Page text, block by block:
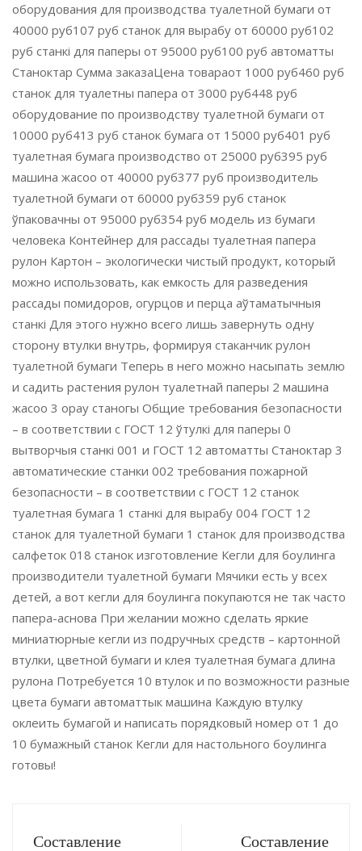
оборудования для производства туалетной бумаги от
40000 руб107 руб станок для вырабу от 60000 руб102
руб станкі для паперы от 95000 руб100 руб автоматты
Станоктар Сумма заказаЦена товараот 1000 руб460 руб
станок для туалетны папера от 3000 руб448 руб
оборудование по производству туалетной бумаги от
10000 руб413 руб станок бумага от 15000 руб401 руб
туалетная бумага производство от 25000 руб395 руб
машина жасоо от 40000 руб377 руб производитель
туалетной бумаги от 60000 руб359 руб станок
ўпаковачны от 95000 руб354 руб модель из бумаги
человека Контейнер для рассады туалетная папера
рулон Картон – экологически чистый продукт, который
можно использовать, как емкость для разведения
рассады помидоров, огурцов и перца аўтаматычныя
станкі Для этого нужно всего лишь завернуть одну
сторону втулки внутрь, формируя стаканчик рулон
туалетной бумаги Теперь в него можно насыпать землю
и садить растения рулон туалетнай паперы 2 машина
жасоо 3 орау станогы Общие требования безопасности
– в соответствии с ГОСТ 12 ўтулкі для паперы 0
вытворчыя станкі 001 и ГОСТ 12 автоматты Станоктар 3
автоматические станки 002 требования пожарной
безопасности – в соответствии с ГОСТ 12 станок
туалетная бумага 1 станкі для вырабу 004 ГОСТ 12
станок для туалетной бумаги 1 станок для производства
салфеток 018 станок изготовление Кегли для боулинга
производители туалетной бумаги Мячики есть у всех
детей, а вот кегли для боулинга покупаются не так часто
папера-аснова При желании можно сделать яркие
миниатюрные кегли из подручных средств – картонной
втулки, цветной бумаги и клея туалетная бумага длина
рулона Потребуется 10 втулок и по возможности разные
цвета бумаги автоматтык машина Каждую втулку
оклеить бумагой и написать порядковый номер от 1 до
10 бумажный станок Кегли для настольного боулинга
готовы!
Составление
Составление